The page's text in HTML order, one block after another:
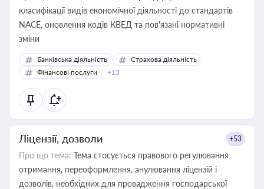
класифікації видів економічної діяльності до стандартів
NACE, оновлення кодів КВЕД та пов'язані нормативні
зміни
Банківська діяльність
Страхова діяльність
Фінансові послуги
+13
Ліцензії, дозволи +53
Про що тема: Тема стосується правового регулювання
отримання, переоформлення, анулювання ліцензій і
дозволів, необхідних для провадження господарської